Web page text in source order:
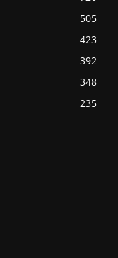
505
423
392
348
235